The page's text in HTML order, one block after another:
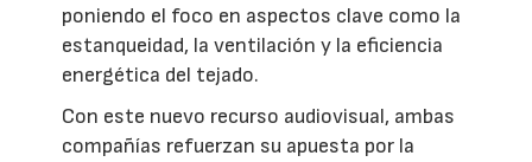
poniendo el foco en aspectos clave como la
estanqueidad, la ventilación y la eficiencia
energética del tejado.
Con este nuevo recurso audiovisual, ambas
compañías refuerzan su apuesta por la